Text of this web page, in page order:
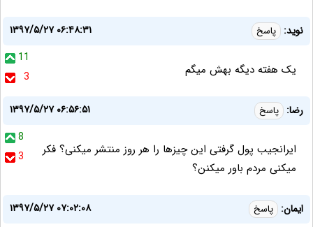
نوید: پاسخ
۱۳۹۷/۵/۲۷ ۰۶:۴۸:۳۱
11
3
یک هفته دیگه بهش میگم
رضا: پاسخ
۱۳۹۷/۵/۲۷ ۰۶:۵۶:۵۱
8
3
ایرانجیب پول گرفتی این چیزها را هر روز منتشر میکنی؟ فکر
میکنی مردم باور میکنن؟
ایمان: پاسخ
۱۳۹۷/۵/۲۷ ۰۷:۰۲:۰۸